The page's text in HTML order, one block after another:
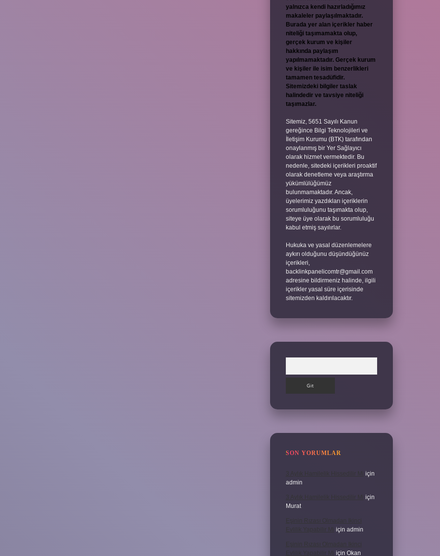
yalnızca kendi hazırladığımız
makaleler paylaşılmaktadır.
Burada yer alan içerikler haber
niteliği taşımamakta olup,
gerçek kurum ve kişiler
hakkında paylaşım
yapılmamaktadır. Gerçek kurum
ve kişiler ile isim benzerlikleri
tamamen tesadüfidir.
Sitemizdeki bilgiler taslak
halindedir ve tavsiye niteliği
taşımazlar.
Sitemiz, 5651 Sayılı Kanun
gereğince Bilgi Teknolojileri ve
İletişim Kurumu (BTK) tarafından
onaylanmış bir Yer Sağlayıcı
olarak hizmet vermektedir. Bu
nedenle, sitedeki içerikleri proaktif
olarak denetleme veya araştırma
yükümlülüğümüz
bulunmamaktadır. Ancak,
üyelerimiz yazdıkları içeriklerin
sorumluluğunu taşımakta olup,
siteye üye olarak bu sorumluluğu
kabul etmiş sayılırlar.
Hukuka ve yasal düzenlemelere
aykırı olduğunu düşündüğünüz
içerikleri,
backlinkpanelicomtr@gmail.com
adresine bildirmeniz halinde, ilgili
içerikler yasal süre içerisinde
sitemizden kaldırılacaktır.
SON YORUMLAR
3 Aylık Hamilelik Hissedilir Mi
için
admin
3 Aylık Hamilelik Hissedilir Mi için
Murat
Eşinin Rızası Olmadan Ikinci
Evlilik Yapabilir Mi için admin
Eşinin Rızası Olmadan Ikinci
Evlilik Yapabilir Mi için Okan